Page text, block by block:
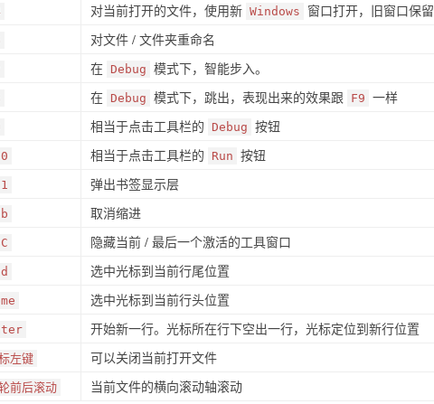
对当前打开的文件，使用新 Windows 窗口打开，旧窗口保留
对文件 / 文件夹重命名
在 Debug 模式下，智能步入。
在 Debug 模式下，跳出，表现出来的效果跟 F9 一样
相当于点击工具栏的 Debug 按钮
相当于点击工具栏的 Run 按钮
弹出书签显示层
取消缩进
隐藏当前 / 最后一个激活的工具窗口
选中光标到当前行尾位置
选中光标到当前行头位置
开始新一行。光标所在行下空出一行，光标定位到新行位置
左键 可以关闭当前打开文件
前后滚动 当前文件的横向滚动轴滚动